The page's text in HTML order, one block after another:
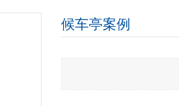
候车亭案例